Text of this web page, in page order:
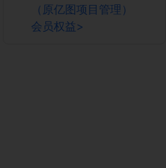
（原亿图项目管理）
会员权益>